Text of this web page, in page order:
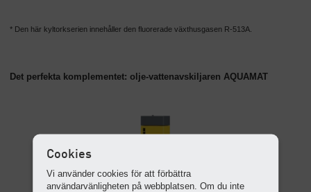
* Den här kyltorkserien innehåller den fluorerade växthusgasen R-513A.
Det perfekta komplementet: olje-vattenavskiljaren AQUAMAT
Cookies
Vi använder cookies för att förbättra
användarvänligheten på webbplatsen. Om du inte